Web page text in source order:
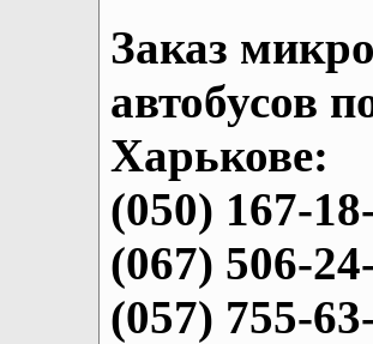
Заказ
автобусов
Харькове:
(050) 167-
(067) 506-
(057) 755-